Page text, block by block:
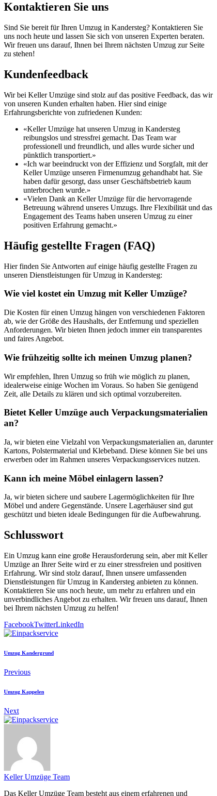
Kontaktieren Sie uns
Sind Sie bereit für Ihren Umzug in Kandersteg? Kontaktieren Sie
uns noch heute und lassen Sie sich von unseren Experten beraten.
Wir freuen uns darauf, Ihnen bei Ihrem nächsten Umzug zur Seite
zu stehen!
Kundenfeedback
Wir bei Keller Umzüge sind stolz auf das positive Feedback, das wir
von unseren Kunden erhalten haben. Hier sind einige
Erfahrungsberichte von zufriedenen Kunden:
«Keller Umzüge hat unseren Umzug in Kandersteg
reibungslos und stressfrei gemacht. Das Team war
professionell und freundlich, und alles wurde sicher und
pünktlich transportiert.»
«Ich war beeindruckt von der Effizienz und Sorgfalt, mit der
Keller Umzüge unseren Firmenumzug gehandhabt hat. Sie
haben dafür gesorgt, dass unser Geschäftsbetrieb kaum
unterbrochen wurde.»
«Vielen Dank an Keller Umzüge für die hervorragende
Betreuung während unseres Umzugs. Ihre Flexibilität und das
Engagement des Teams haben unseren Umzug zu einer
positiven Erfahrung gemacht.»
Häufig gestellte Fragen (FAQ)
Hier finden Sie Antworten auf einige häufig gestellte Fragen zu
unseren Dienstleistungen für Umzug in Kandersteg:
Wie viel kostet ein Umzug mit Keller Umzüge?
Die Kosten für einen Umzug hängen von verschiedenen Faktoren
ab, wie der Größe des Haushalts, der Entfernung und speziellen
Anforderungen. Wir bieten Ihnen jedoch immer ein transparentes
und faires Angebot.
Wie frühzeitig sollte ich meinen Umzug planen?
Wir empfehlen, Ihren Umzug so früh wie möglich zu planen,
idealerweise einige Wochen im Voraus. So haben Sie genügend
Zeit, alle Details zu klären und sich optimal vorzubereiten.
Bietet Keller Umzüge auch Verpackungsmaterialien
an?
Ja, wir bieten eine Vielzahl von Verpackungsmaterialien an, darunter
Kartons, Polstermaterial und Klebeband. Diese können Sie bei uns
erwerben oder im Rahmen unseres Verpackungsservices nutzen.
Kann ich meine Möbel einlagern lassen?
Ja, wir bieten sichere und saubere Lagermöglichkeiten für Ihre
Möbel und andere Gegenstände. Unsere Lagerhäuser sind gut
geschützt und bieten ideale Bedingungen für die Aufbewahrung.
Schlusswort
Ein Umzug kann eine große Herausforderung sein, aber mit Keller
Umzüge an Ihrer Seite wird er zu einer stressfreien und positiven
Erfahrung. Wir sind stolz darauf, Ihnen unsere umfassenden
Dienstleistungen für Umzug in Kandersteg anbieten zu können.
Kontaktieren Sie uns noch heute, um mehr zu erfahren und ein
unverbindliches Angebot zu erhalten. Wir freuen uns darauf, Ihnen
bei Ihrem nächsten Umzug zu helfen!
FacebookTwitterLinkedIn
Umzug Kandergrund
Previous
Umzug Kappelen
Next
Keller Umzüge Team
Das Keller Umzüge Team besteht aus einem erfahrenen und